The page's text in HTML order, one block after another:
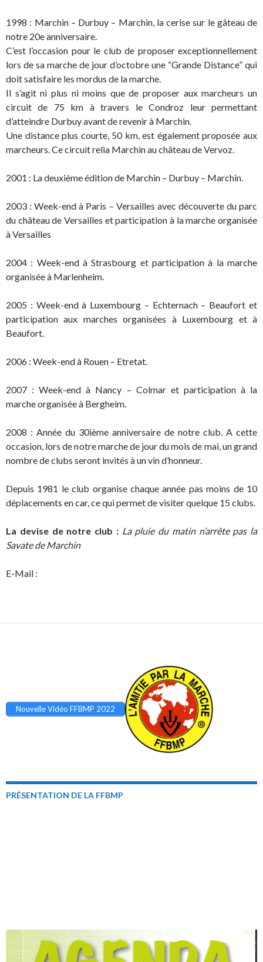
1998 : Marchin – Durbuy – Marchin, la cerise sur le gâteau de
notre 20e anniversaire.
C’est l’occasion pour le club de proposer exceptionnellement
lors de sa marche de jour d’octobre une “Grande Distance” qui
doit satisfaire les mordus de la marche.
Il s’agit ni plus ni moins que de proposer aux marcheurs un
circuit de 75 km à travers le Condroz leur permettant
d’atteindre Durbuy avant de revenir à Marchin.
Une distance plus courte, 50 km, est également proposée aux
marcheurs. Ce circuit relia Marchin au château de Vervoz.
2001 : La deuxième édition de Marchin – Durbuy – Marchin.
2003 : Week-end à Paris – Versailles avec découverte du parc
du château de Versailles et participation à la marche organisée
à Versailles
2004 : Week-end à Strasbourg et participation à la marche
organisée à Marlenheim.
2005 : Week-end à Luxembourg – Echternach – Beaufort et
participation aux marches organisées à Luxembourg et à
Beaufort.
2006 : Week-end à Rouen – Etretat.
2007 : Week-end à Nancy – Colmar et participation à la
marche organisée à Bergheim.
2008 : Année du 30ième anniversaire de notre club. A cette
occasion, lors de notre marche de jour du mois de mai, un grand
nombre de clubs seront invités à un vin d’honneur.
Depuis 1981 le club organise chaque année pas moins de 10
déplacements en car, ce qui permet de visiter quelque 15 clubs.
La devise de notre club : La pluie du matin n’arrête pas la
Savate de Marchin
E-Mail :
Nouvelle Vidéo FFBMP 2022
PRÉSENTATION DE LA FFBMP